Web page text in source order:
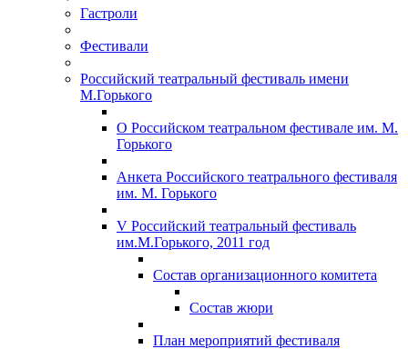
Гастроли
Фестивали
Российский театральный фестиваль имени
М.Горького
О Российском театральном фестивале им. М.
Горького
Анкета Российского театрального фестиваля
им. М. Горького
V Российский театральный фестиваль
им.М.Горького, 2011 год
Состав организационного комитета
Состав жюри
План мероприятий фестиваля